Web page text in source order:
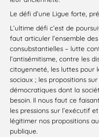
Le défi d’une Ligue forte,
L’ultime défi c’est de
faut articuler l’ensemble
consubstantielles – lutte
l’antisémitisme, contre les
citoyenneté, les luttes pour
sociaux ; les propositions
démocratiques dont la
besoin. Il nous faut ce
les pressions sur l’exécutif
légitimer nos propositions
publique.